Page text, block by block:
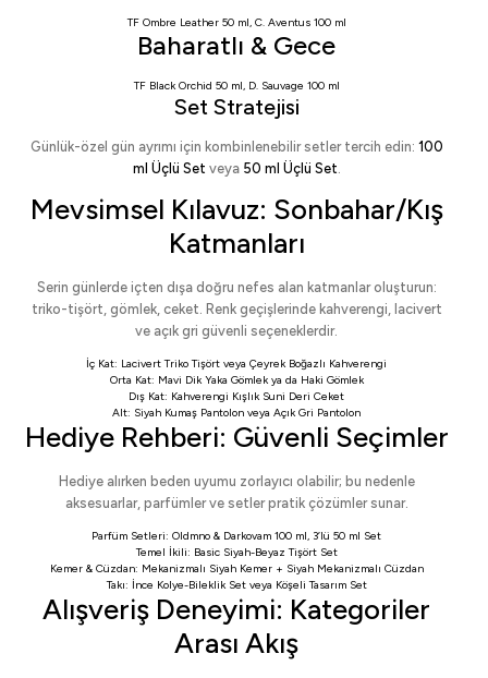
TF Ombre Leather 50 ml, C. Aventus 100 ml
Baharatlı & Gece
TF Black Orchid 50 ml, D. Sauvage 100 ml
Set Stratejisi
Günlük-özel gün ayrımı için kombinlenebilir setler tercih edin: 100
ml Üçlü Set veya 50 ml Üçlü Set.
Mevsimsel Kılavuz: Sonbahar/Kış
Katmanları
Serin günlerde içten dışa doğru nefes alan katmanlar oluşturun:
triko-tişört, gömlek, ceket. Renk geçişlerinde kahverengi, lacivert
ve açık gri güvenli seçeneklerdir.
İç Kat: Lacivert Triko Tişört veya Çeyrek Boğazlı Kahverengi
Orta Kat: Mavi Dik Yaka Gömlekya da Haki Gömlek
Dış Kat: Kahverengi Kışlık Suni Deri Ceket
Alt: Siyah Kumaş Pantolon veya Açık Gri Pantolon
Hediye Rehberi: Güvenli Seçimler
Hediye alırken beden uyumu zorlayıcı olabilir; bu nedenle
aksesuarlar, parfümler ve setler pratik çözümler sunar.
Parfüm Setleri: Oldmno & Darkovam 100 ml, 3’lü 50 ml Set
Temel İkili: Basic Siyah-Beyaz Tişört Set
Kemer & Cüzdan: Mekanizmalı Siyah Kemer+ Siyah Mekanizmalı Cüzdan
Takı: İnce Kolye-Bileklik Setveya Köşeli Tasarım Set
Alışveriş Deneyimi: Kategoriler
Arası Akış